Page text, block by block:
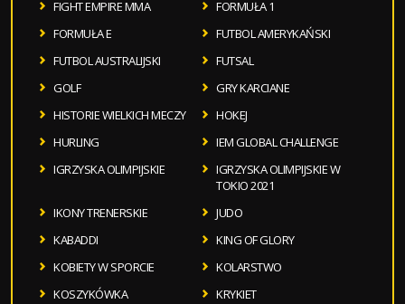
FIGHT EMPIRE MMA
FORMUŁA 1
FORMUŁA E
FUTBOL AMERYKAŃSKI
FUTBOL AUSTRALIJSKI
FUTSAL
GOLF
GRY KARCIANE
HISTORIE WIELKICH MECZY
HOKEJ
HURLING
IEM GLOBAL CHALLENGE
IGRZYSKA OLIMPIJSKIE
IGRZYSKA OLIMPIJSKIE W
TOKIO 2021
IKONY TRENERSKIE
JUDO
KABADDI
KING OF GLORY
KOBIETY W SPORCIE
KOLARSTWO
KOSZYKÓWKA
KRYKIET